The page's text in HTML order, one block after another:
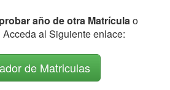
año de otra Matrículao
al Siguiente enlace:
de Matriculas